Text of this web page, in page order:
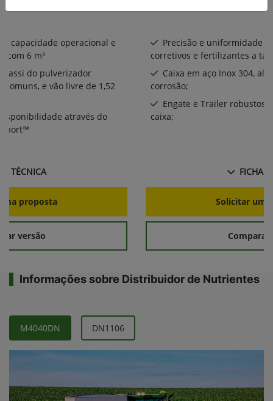
capacidade operacional e
com 6 m³
do pulverizador
comuns, e vão livre de 1,52
através do
TÉCNICA
proposta
versão
Precisão e uniformidade
corretivos e fertilizantes a
Caixa em aço Inox 304,
corrosão;
Engate e Trailer robustos
caixa;
FICHA
Solicitar
Comparar
Informações sobre Distribuidor de Nutrientes
M4040DN DN1106